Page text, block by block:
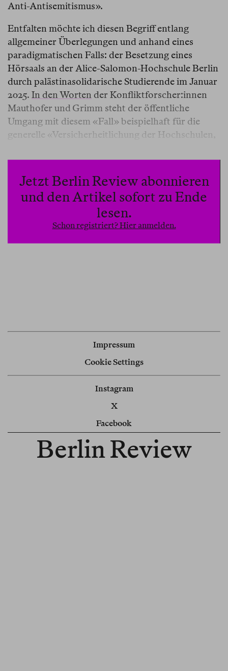
Anti-Antisemitismus».
Entfalten möchte ich diesen Begriff entlang
allgemeiner Überlegungen und anhand eines
paradigmatischen Falls: der Besetzung eines
Hörsaals an der Alice-Salomon-Hochschule Berlin
durch palästinasolidarische Studierende im Januar
2025. In den Worten der Konfliktforscher:innen
Mauthofer und Grimm steht der öffentliche
Umgang mit diesem «Fall» beispielhaft für die
generelle «Versicherheitlichung der Hochschulen,
universitären Raum politisch entleert»,
akademische Autonomie und
Wissenschaftsfreiheit unterminiert, diskursive
Räume verengt und dabei in einem regelrechten
Kulturkampf Forschungsansätze von rechts
Jetzt Berlin Review abonnieren
und den Artikel sofort zu Ende
lesen.
Schon registriert? Hier anmelden.
Impressum
Cookie Settings
Instagram
X
Facebook
Berlin Review